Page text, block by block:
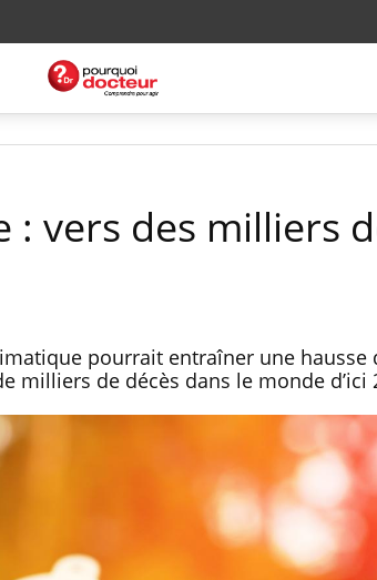
vers des milliers
pourrait entraîner une hausse
milliers de décès dans le monde d’ici